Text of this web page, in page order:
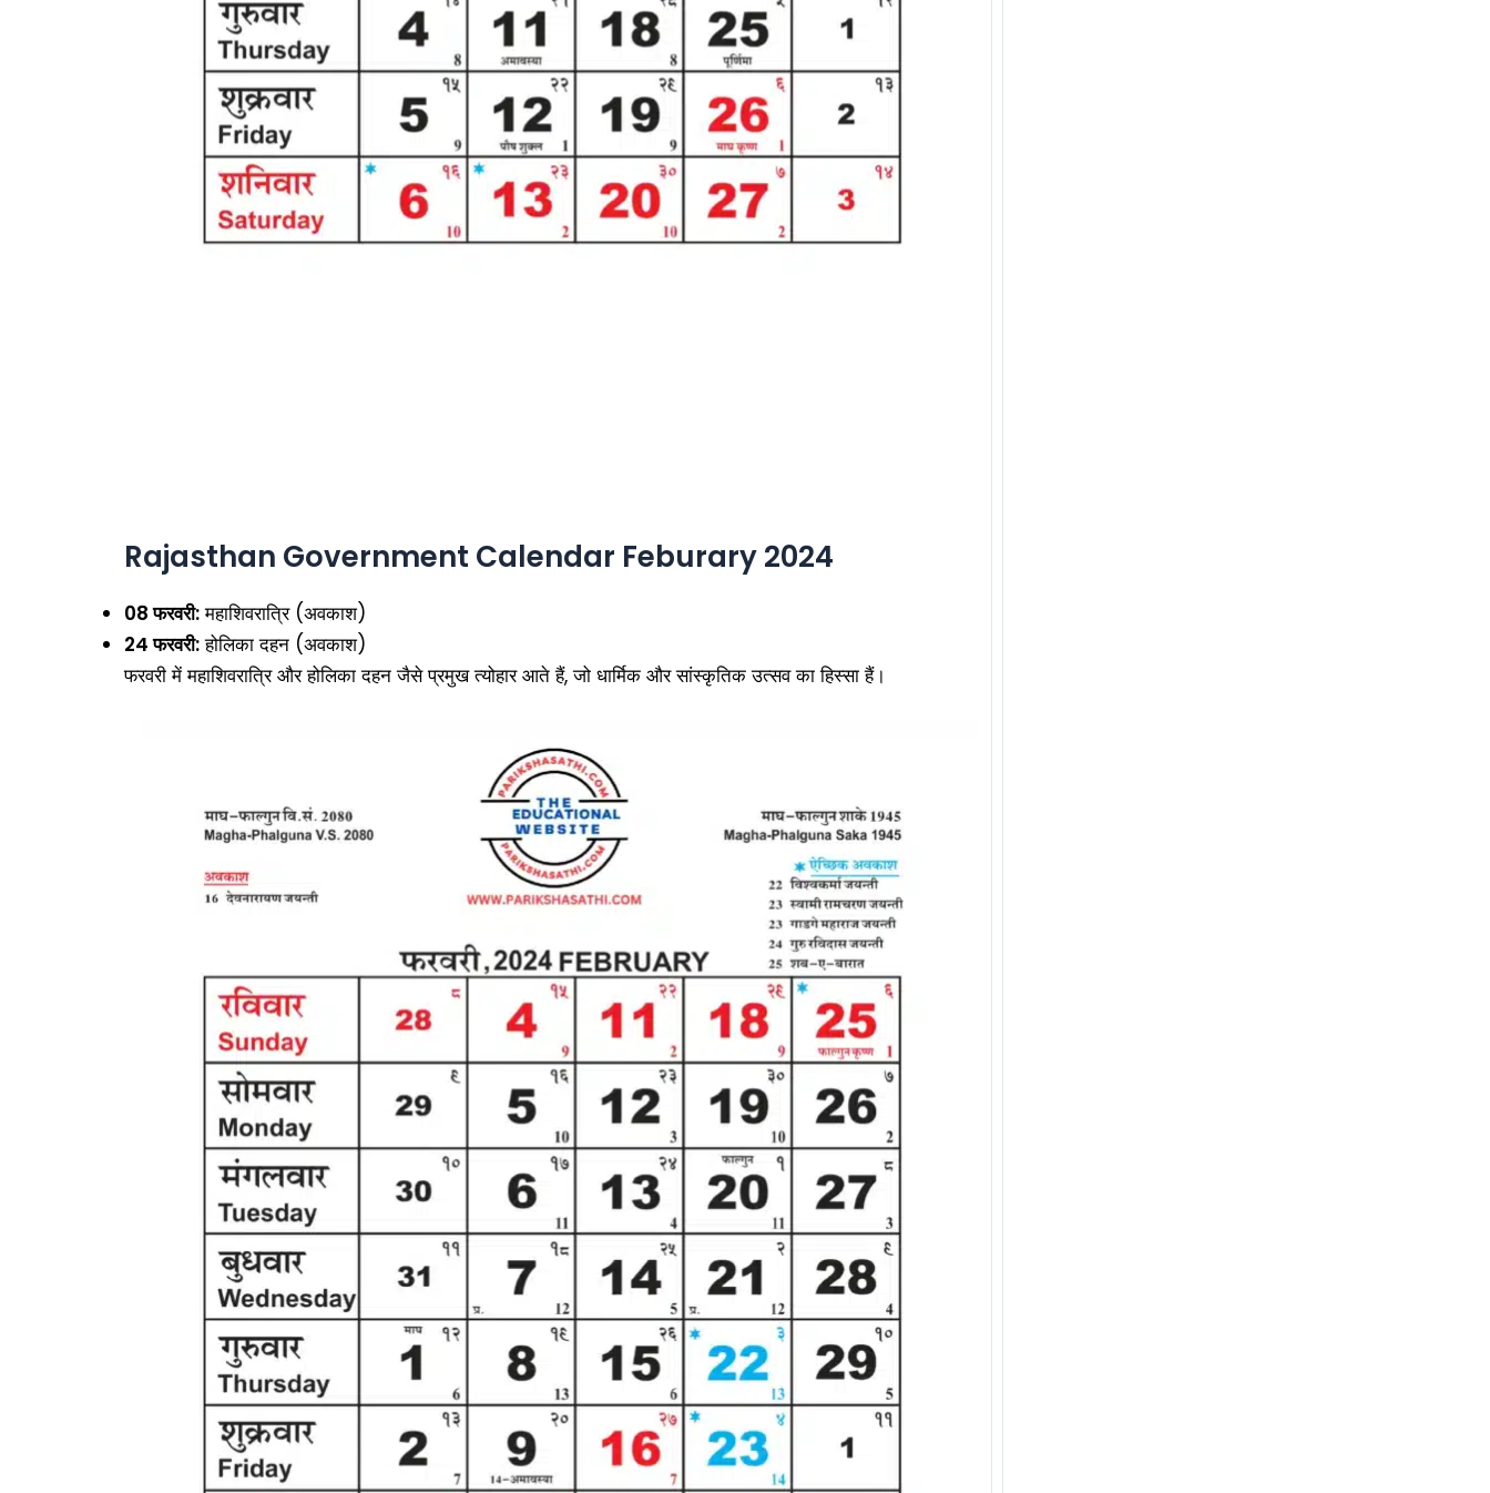
Rajasthan Government Calendar Feburary 2024
08 फरवरी:महाशिवरात्रि (अवकाश)
24 फरवरी:होलिका दहन (अवकाश)
फरवरी में महाशिवरात्रि और होलिका दहन जैसे प्रमुख त्योहार आते हैं, जो धार्मिक और सांस्कृतिक उत्सव का हिस्सा हैं।